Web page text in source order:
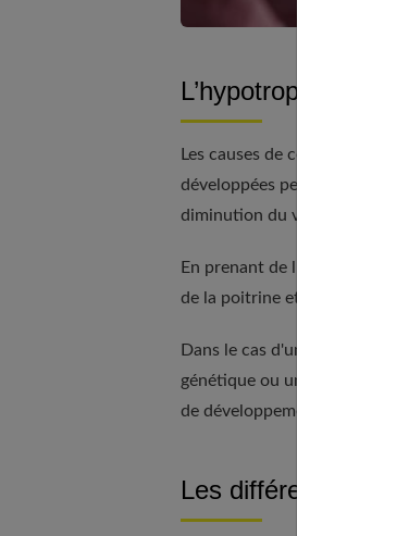
L’hypotrophie
Les causes de cette
développées pendant la
diminution du volume
En prenant de l'âge, les seins
de la poitrine et l'apparition
Dans le cas d'une aplasie
génétique ou une pathologie.
de développement de la
Les différents cas